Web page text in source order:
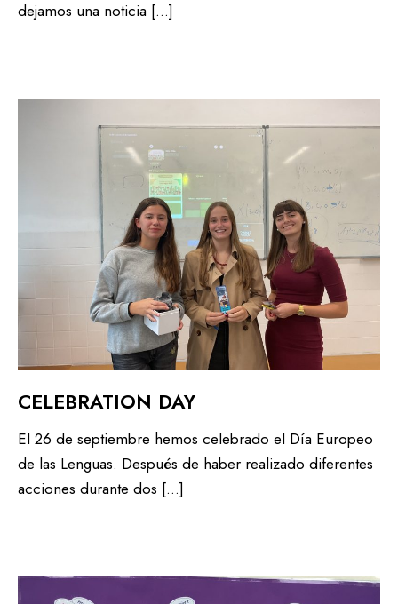
dejamos una noticia […]
CELEBRATION DAY
El 26 de septiembre hemos celebrado el Día Europeo
de las Lenguas. Después de haber realizado diferentes
acciones durante dos […]